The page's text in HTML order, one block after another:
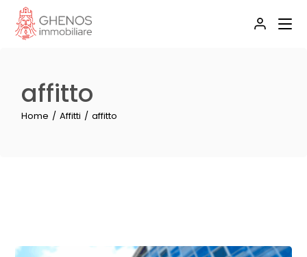
the
content
affitto
Home Affitti affitto